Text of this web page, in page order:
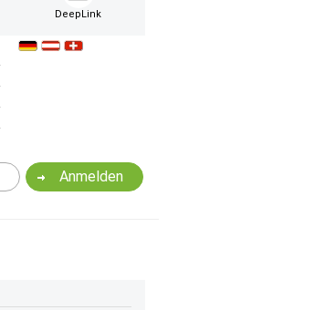
DeepLink
Anmelden